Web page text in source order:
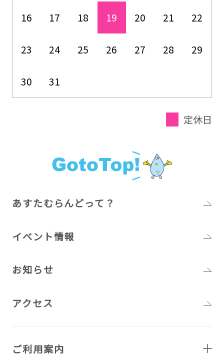
16 17 18 19 20 21 22
23 24 25 26 27 28 29
30 31
定休日
あすたむらんどって？
イベント情報
お知らせ
アクセス
ご利用案内